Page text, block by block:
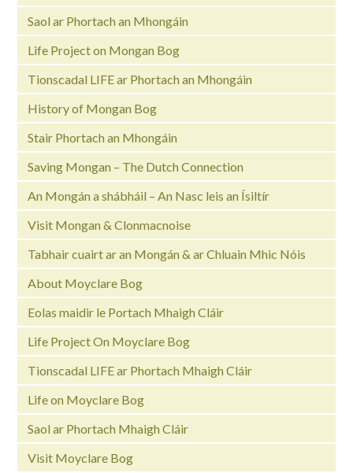
Saol ar Phortach an Mhongáin
Life Project on Mongan Bog
Tionscadal LIFE ar Phortach an Mhongáin
History of Mongan Bog
Stair Phortach an Mhongáin
Saving Mongan – The Dutch Connection
An Mongán a shábháil – An Nasc leis an Ísiltír
Visit Mongan & Clonmacnoise
Tabhair cuairt ar an Mongán & ar Chluain Mhic Nóis
About Moyclare Bog
Eolas maidir le Portach Mhaigh Cláir
Life Project On Moyclare Bog
Tionscadal LIFE ar Phortach Mhaigh Cláir
Life on Moyclare Bog
Saol ar Phortach Mhaigh Cláir
Visit Moyclare Bog